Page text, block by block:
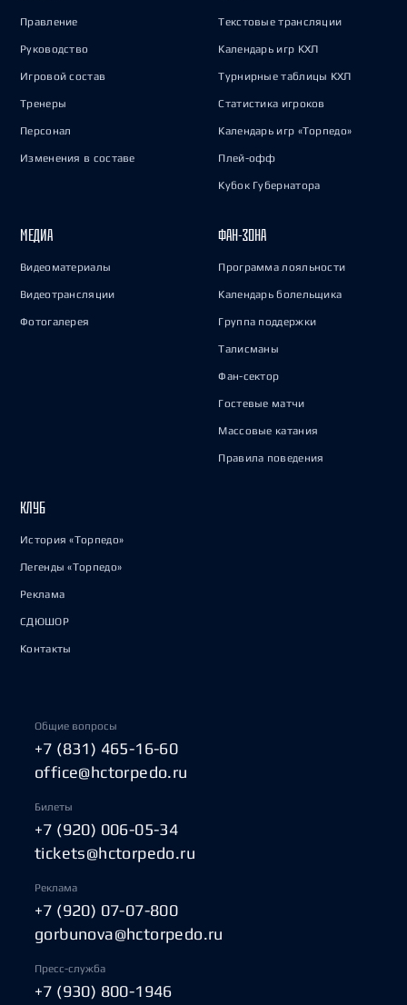
Правление
Руководство
Игровой состав
Тренеры
Персонал
Изменения в составе
Текстовые трансляции
Календарь игр КХЛ
Турнирные таблицы КХЛ
Статистика игроков
Календарь игр «Торпедо»
Плей-офф
Кубок Губернатора
МЕДИА
Видеоматериалы
Видеотрансляции
Фотогалерея
ФАН-ЗОНА
Программа лояльности
Календарь болельщика
Группа поддержки
Талисманы
Фан-сектор
Гостевые матчи
Массовые катания
Правила поведения
КЛУБ
История «Торпедо»
Легенды «Торпедо»
Реклама
СДЮШОР
Контакты
Общие вопросы
+7 (831) 465-16-60
office@hctorpedo.ru
Билеты
+7 (920) 006-05-34
tickets@hctorpedo.ru
Реклама
+7 (920) 07-07-800
gorbunova@hctorpedo.ru
Пресс-служба
+7 (930) 800-1946